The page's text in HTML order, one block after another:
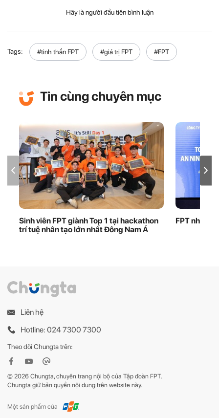
Hãy là người đầu tiên bình luận
Tags: #tinh thần FPT #giá trị FPT #FPT
Tin cùng chuyên mục
Sinh viên FPT giành Top 1 tại hackathon
trí tuệ nhân tạo lớn nhất Đông Nam Á
FPT nhận
Liên hệ
Hotline: 024 7300 7300
Theo dõi Chungta trên:
© 2026 Chungta, chuyên trang nội bộ của Tập đoàn FPT.
Chungta giữ bản quyền nội dung trên website này.
Một sản phẩm của